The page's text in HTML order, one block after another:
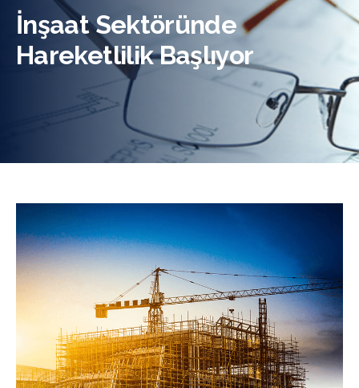
İnşaat Sektöründe
Hareketlilik Başlıyor